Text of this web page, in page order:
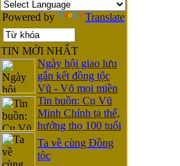
Powered by Translate
TIN MỚI NHẤT
Ngày hội giao lưu
gắn kết đồng tộc
Vũ - Võ mọi miền
Tin buồn: Cụ Vũ
Minh Chính tạ thế,
hưởng thọ 100 tuổi
Ta về cùng Đồng
tộc